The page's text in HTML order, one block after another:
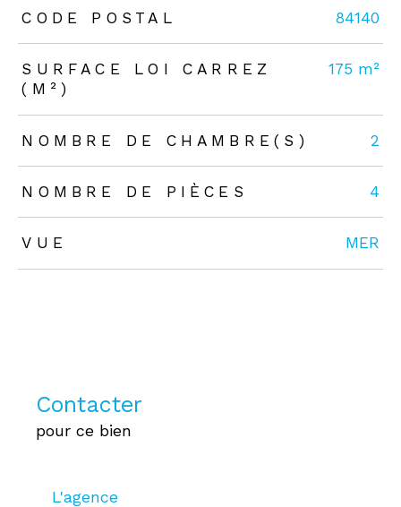
TRAD_ZEPHYR_Caracteristique TRAD_ZEPHYR_Valeurs
CODE POSTAL 84140
SURFACE LOI CARREZ
(M²)
175 m²
NOMBRE DE CHAMBRE(S) 2
NOMBRE DE PIÈCES 4
VUE MER
Contacter
pour ce bien
L'agence